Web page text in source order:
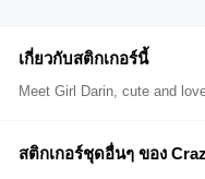
เกี่ยวกับสติกเกอร์นี้
Meet Girl Darin, cute and
สติกเกอร์ชุดอื่นๆ ของ